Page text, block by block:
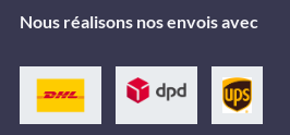
Nous réalisons nos envois avec